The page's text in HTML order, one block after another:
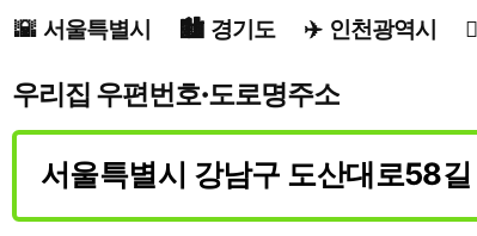
서울특별시 경기도 인천광역시
우리집 우편번호·도로명주소